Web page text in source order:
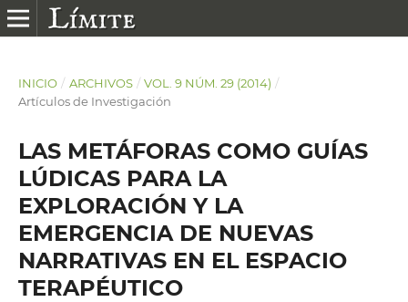
INICIO / ARCHIVOS / VOL. 9 NÚM. 29 (2014) /
Artículos de Investigación
LAS METÁFORAS COMO GUÍAS
LÚDICAS PARA LA
EXPLORACIÓN Y LA
EMERGENCIA DE NUEVAS
NARRATIVAS EN EL ESPACIO
TERAPÉUTICO